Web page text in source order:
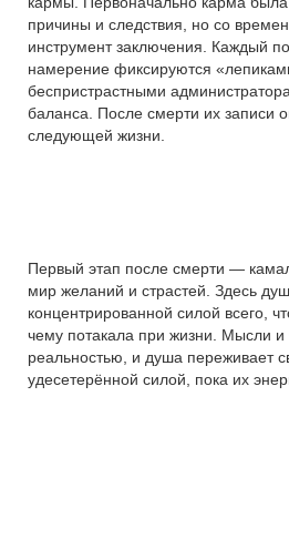
причины и следствия, но со
инструмент заключения. Каждый
намерение фиксируются
беспристрастными
баланса. После смерти их записи
следующей жизни.
Первый этап после смерти —
мир желаний и страстей. Здесь
концентрированной силой всего,
чему потакала при жизни. Мысли и
реальностью, и душа переживает
удесетерённой силой, пока их